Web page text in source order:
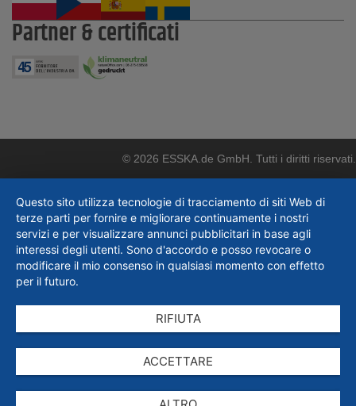
Partner & certificati
© 2026 ESSKA.de GmbH. Tutti i diritti riservati.
Questo sito utilizza tecnologie di tracciamento di siti Web di
terze parti per fornire e migliorare continuamente i nostri
servizi e per visualizzare annunci pubblicitari in base agli
interessi degli utenti. Sono d'accordo e posso revocare o
modificare il mio consenso in qualsiasi momento con effetto
per il futuro.
RIFIUTA
ACCETTARE